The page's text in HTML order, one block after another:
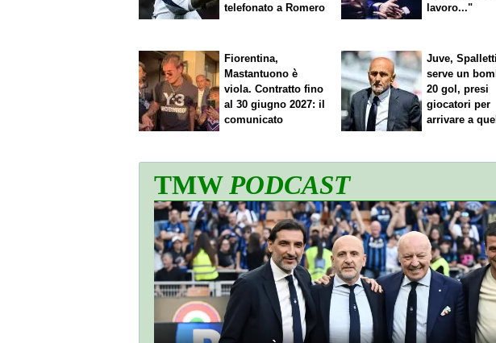
telefonato a Romero
lavoro..."
Fiorentina,
Mastantuono è
viola. Contratto fino
al 30 giugno 2027: il
comunicato
Juve,
serve un
20 gol, presi
giocatori per
arrivare a
TMWPODCAST